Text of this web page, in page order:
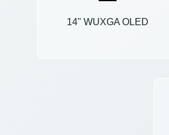
14" WUXGA OLED